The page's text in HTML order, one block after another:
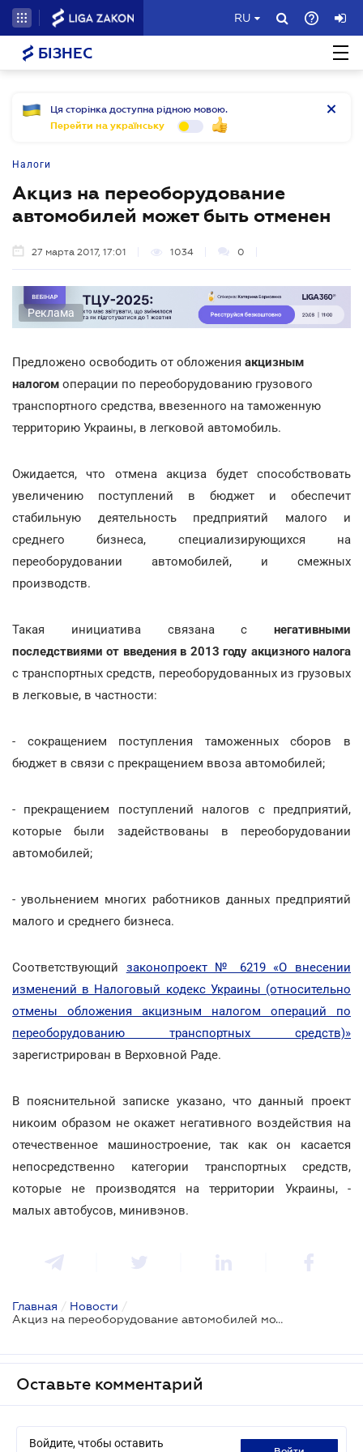
RU
БІЗНЕС
Ця сторінка доступна рідною мовою.
Перейти на українську
Налоги
Акциз на переоборудование
автомобилей может быть отменен
27 марта 2017, 17:01 1034 0
Реклама
Предложено освободить от обложения акцизным
налогом операции по переоборудованию грузового
транспортного средства, ввезенного на таможенную
территорию Украины, в легковой автомобиль.
Ожидается, что отмена акциза будет способствовать
увеличению поступлений в бюджет и обеспечит
стабильную деятельность предприятий малого и
среднего бизнеса, специализирующихся на
переоборудовании автомобилей, и смежных
производств.
Такая инициатива связана с негативными
последствиями от введения в 2013 году акцизного налога
с транспортных средств, переоборудованных из грузовых
в легковые, в частности:
- сокращением поступления таможенных сборов в
бюджет в связи с прекращением ввоза автомобилей;
- прекращением поступлений налогов с предприятий,
которые были задействованы в переоборудовании
автомобилей;
- увольнением многих работников данных предприятий
малого и среднего бизнеса.
Соответствующий законопроект № 6219 «О внесении
изменений в Налоговый кодекс Украины (относительно
отмены обложения акцизным налогом операций по
переоборудованию транспортных средств)»
зарегистрирован в Верховной Раде.
В пояснительной записке указано, что данный проект
никоим образом не окажет негативного воздействия на
отечественное машиностроение, так как он касается
непосредственно категории транспортных средств,
которые не производятся на территории Украины, -
малых автобусов, минивэнов.
Главная / Новости /
Акциз на переоборудование автомобилей может быть отменен
Оставьте комментарий
Войдите, чтобы оставить